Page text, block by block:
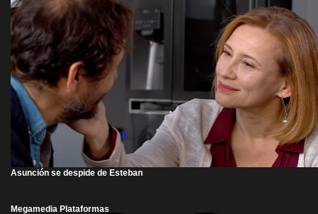
Asunción se despide de Esteban
Megamedia Plataformas